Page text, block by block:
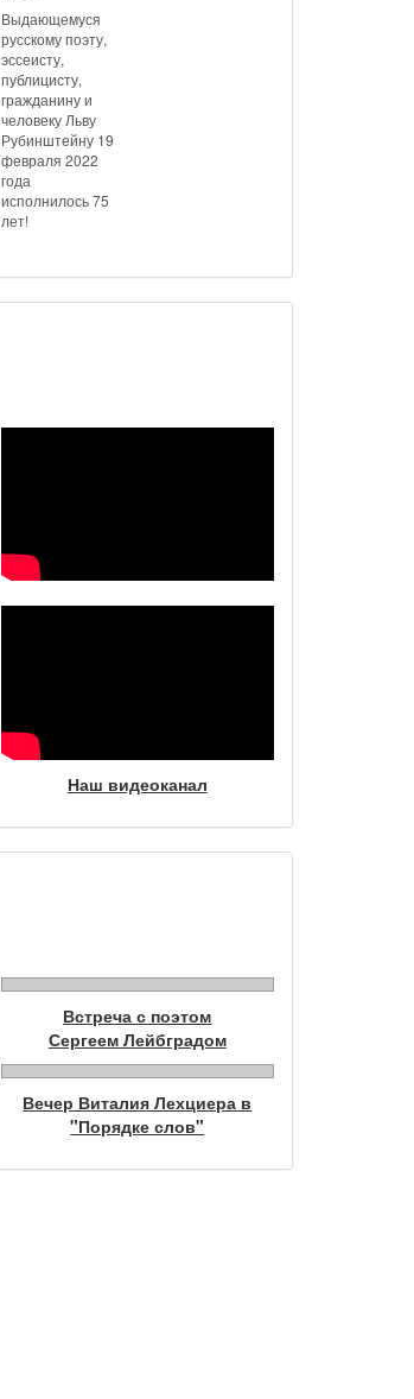
Выдающемуся
русскому поэту,
эссеисту,
публицисту,
гражданину и
человеку Льву
Рубинштейну 19
февраля 2022
года
исполнилось 75
лет!
Наш видеоканал
Встреча с поэтом
Сергеем Лейбградом
Вечер Виталия Лехциера в
"Порядке слов"